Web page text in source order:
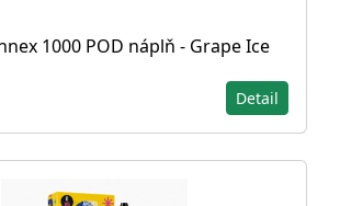
1000 POD náplň - Grape Ice
Detail